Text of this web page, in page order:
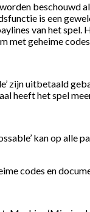
beschouwd
is een
van het
met geheime
zijn uitbetaald
heeft het spel
kan op alle
codes en